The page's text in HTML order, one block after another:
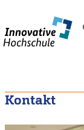
Kontakt